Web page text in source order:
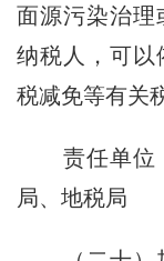
面源污染治理
纳税人，可以
税减免等有关
责任单位：
局、地税局